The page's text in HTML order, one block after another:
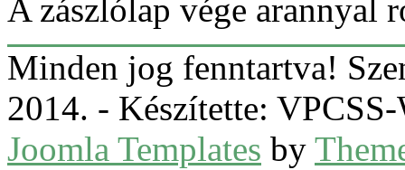
A zászlólap vége arannyal
Minden jog fenntartva!
2014. - Készítette:
Joomla Templates by